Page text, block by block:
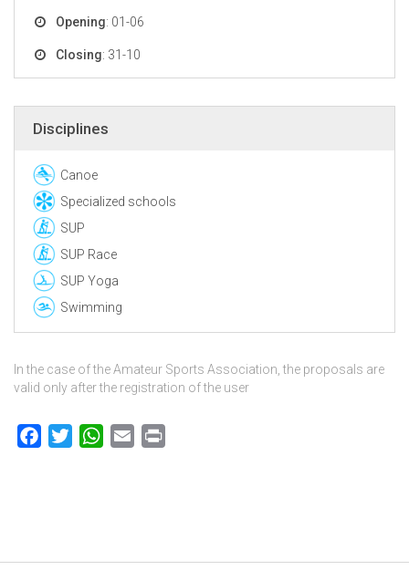
Opening: 01-06
Closing: 31-10
Disciplines
Canoe
Specialized schools
SUP
SUP Race
SUP Yoga
Swimming
In the case of the Amateur Sports Association, the proposals are
valid only after the registration of the user
FacebookTwitterWhatsApp
Email